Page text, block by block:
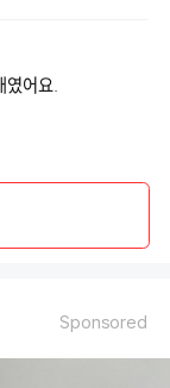
어요.
Sponsored